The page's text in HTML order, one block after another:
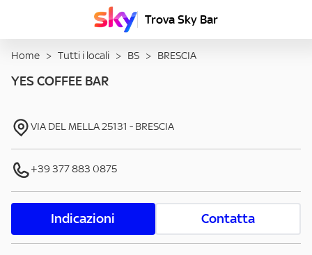
Trova Sky Bar
Home > Tutti i locali > BS > BRESCIA
YES COFFEE BAR
VIA DEL MELLA25131 - BRESCIA
+39 377 883 0875
Indicazioni Contatta